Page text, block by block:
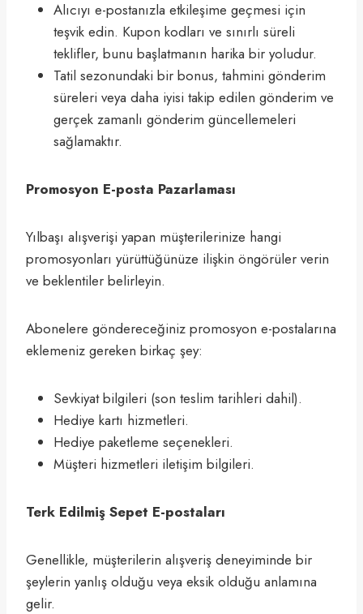
Alıcıyı e-postanızla etkileşime geçmesi için
teşvik edin. Kupon kodları ve sınırlı süreli
teklifler, bunu başlatmanın harika bir yoludur.
Tatil sezonundaki bir bonus, tahmini gönderim
süreleri veya daha iyisi takip edilen gönderim ve
gerçek zamanlı gönderim güncellemeleri
sağlamaktır.
Promosyon E-posta Pazarlaması
Yılbaşı alışverişi yapan müşterilerinize hangi
promosyonları yürüttüğünüze ilişkin öngörüler verin
ve beklentiler belirleyin.
Abonelere göndereceğiniz promosyon e-postalarına
eklemeniz gereken birkaç şey:
Sevkiyat bilgileri (son teslim tarihleri dahil).
Hediye kartı hizmetleri.
Hediye paketleme seçenekleri.
Müşteri hizmetleri iletişim bilgileri.
Terk Edilmiş Sepet E-postaları
Genellikle, müşterilerin alışveriş deneyiminde bir
şeylerin yanlış olduğu veya eksik olduğu anlamına
gelir.